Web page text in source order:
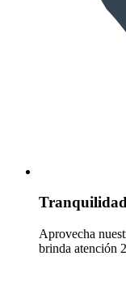
Aprovecha
brinda atención